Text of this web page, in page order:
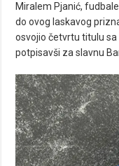
Miralem Pjanić,
do ovog laskavog
osvojio četvrtu titulu
potpisavši za slavnu